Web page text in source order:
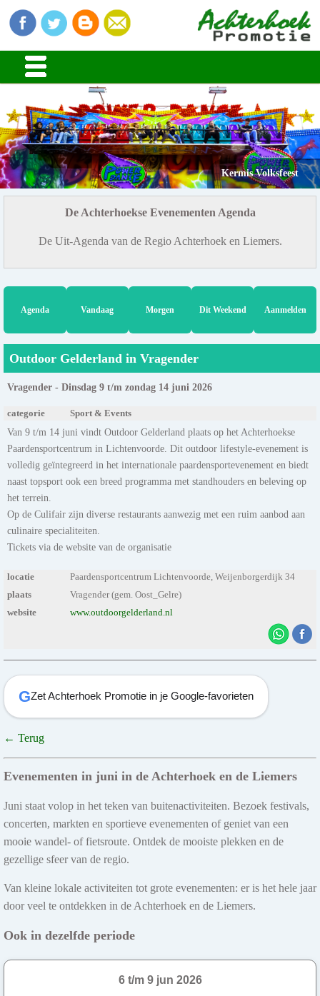
Kermis Volksfeest
De Achterhoekse Evenementen Agenda
De Uit-Agenda van de Regio Achterhoek en Liemers.
Agenda Vandaag Morgen Dit Weekend Aanmelden
Outdoor Gelderland in Vragender
Vragender - Dinsdag 9 t/m zondag 14 juni 2026
categorie Sport & Events
Van 9 t/m 14 juni vindt Outdoor Gelderland plaats op het Achterhoekse
Paardensportcentrum in Lichtenvoorde. Dit outdoor lifestyle-evenement is
volledig geïntegreerd in het internationale paardensportevenement en biedt
naast topsport ook een breed programma met standhouders en beleving op
het terrein.
Op de Culifair zijn diverse restaurants aanwezig met een ruim aanbod aan
culinaire specialiteiten.
Tickets via de website van de organisatie
locatie
Paardensportcentrum Lichtenvoorde, Weijenborgerdijk 34
plaats
Vragender (gem. Oost_Gelre)
website
www.outdoorgelderland.nl
GZet Achterhoek Promotie in je Google-favorieten
← Terug
Evenementen in juni in de Achterhoek en de Liemers
Juni staat volop in het teken van buitenactiviteiten. Bezoek festivals,
concerten, markten en sportieve evenementen of geniet van een
mooie wandel- of fietsroute. Ontdek de mooiste plekken en de
gezellige sfeer van de regio.
Van kleine lokale activiteiten tot grote evenementen: er is het hele jaar
door veel te ontdekken in de Achterhoek en de Liemers.
Ook in dezelfde periode
6 t/m 9 jun 2026